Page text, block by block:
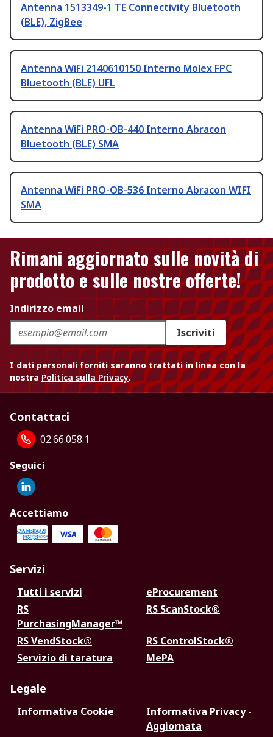
Antenna 1513349-1 TE Connectivity Bluetooth
(BLE), ZigBee
Antenna WiFi 2140610150 Interno Molex FPC
Bluetooth (BLE) UFL
Antenna WiFi PRO-OB-440 Interno Abracon
Bluetooth (BLE) SMA
Antenna WiFi PRO-OB-536 Interno Abracon WIFI
SMA
Rimani aggiornato sulle novità di
prodotto e sulle nostre offerte!
Indirizzo email
Iscriviti
I dati personali forniti saranno trattati in linea con la
nostra Politica sulla Privacy.
Contattaci
02.66.058.1
Seguici
Accettiamo
Servizi
Tutti i servizi
eProcurement
RS
PurchasingManager™
RS ScanStock®
RS VendStock®
RS ControlStock®
Servizio di taratura
MePA
Legale
Informativa Cookie
Informativa Privacy -
Aggiornata